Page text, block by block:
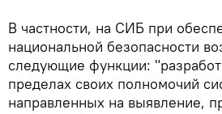
В частности, на СИБ при
национальной безопасности
следующие функции:
пределах своих полномочий
направленных на выявление,